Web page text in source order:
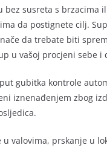
bez susreta s
da postignete cilj.
da trebate biti
u vašoj procjeni sebe i
gubitka kontrole
iznenađenjem zbog
valovima, prskanje u